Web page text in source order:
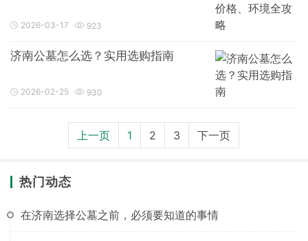
2026-03-17 923
济南公墓怎么选？实用选购指南
2026-02-25 930
上一页 1 2 3 下一页
热门动态
在济南选择公墓之前，必须要知道的事情